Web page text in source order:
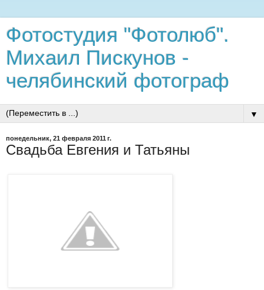
Фотостудия "Фотолюб".
Михаил Пискунов -
челябинский фотограф
▼
понедельник, 21 февраля 2011 г.
Свадьба Евгения и Татьяны